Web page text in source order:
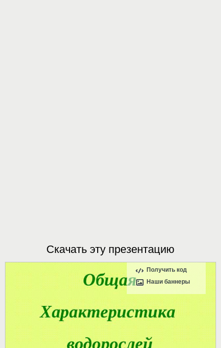
Скачать эту презентацию
Получить код
Наши баннеры